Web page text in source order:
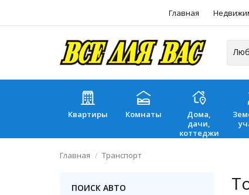
Главная
Квартиры Комнаты
Дома,
дачи,
коттеджи
Главная Транспорт
ПОИСК АВТО